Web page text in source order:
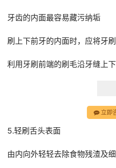
牙齿的内面最容易藏污纳垢
刷上下前牙的内面时，应将牙
利用牙刷前端的刷毛沿牙缝上
立即
5.轻刷舌头表面
由内向外轻轻去除食物残渣及细